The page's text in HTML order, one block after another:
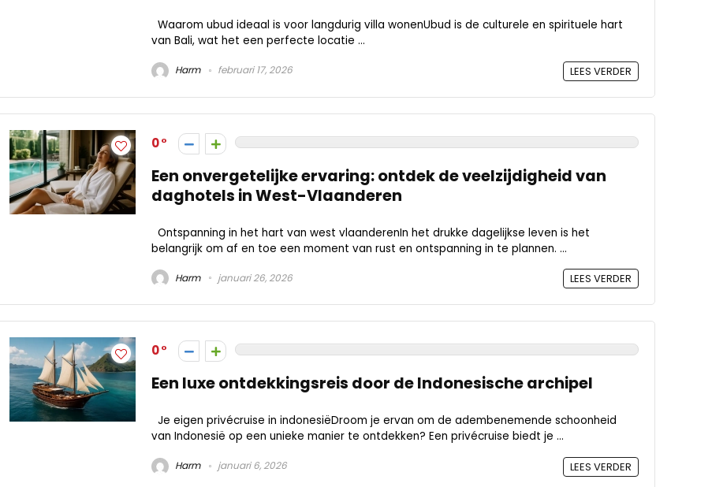
Waarom ubud ideaal is voor langdurig villa wonenUbud is de culturele en spirituele hart
van Bali, wat het een perfecte locatie ...
Harm februari 17, 2026 LEES VERDER
0
Een onvergetelijke ervaring: ontdek de veelzijdigheid van
daghotels in West-Vlaanderen
Ontspanning in het hart van west vlaanderenIn het drukke dagelijkse leven is het
belangrijk om af en toe een moment van rust en ontspanning in te plannen. ...
Harm januari 26, 2026 LEES VERDER
0
Een luxe ontdekkingsreis door de Indonesische archipel
Je eigen privécruise in indonesiëDroom je ervan om de adembenemende schoonheid
van Indonesië op een unieke manier te ontdekken? Een privécruise biedt je ...
Harm januari 6, 2026 LEES VERDER